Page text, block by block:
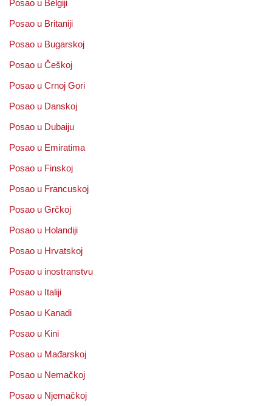
Posao u Belgiji
Posao u Britaniji
Posao u Bugarskoj
Posao u Češkoj
Posao u Crnoj Gori
Posao u Danskoj
Posao u Dubaiju
Posao u Emiratima
Posao u Finskoj
Posao u Francuskoj
Posao u Grčkoj
Posao u Holandiji
Posao u Hrvatskoj
Posao u inostranstvu
Posao u Italiji
Posao u Kanadi
Posao u Kini
Posao u Mađarskoj
Posao u Nemačkoj
Posao u Njemačkoj